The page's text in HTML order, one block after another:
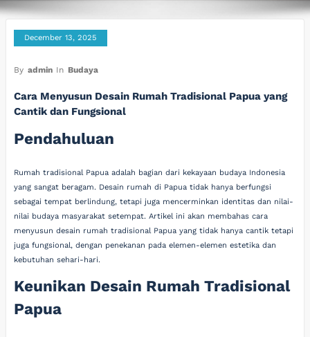
December 13, 2025
By admin In Budaya
Cara Menyusun Desain Rumah Tradisional Papua yang
Cantik dan Fungsional
Pendahuluan
Rumah tradisional Papua adalah bagian dari kekayaan budaya Indonesia
yang sangat beragam. Desain rumah di Papua tidak hanya berfungsi
sebagai tempat berlindung, tetapi juga mencerminkan identitas dan nilai-
nilai budaya masyarakat setempat. Artikel ini akan membahas cara
menyusun desain rumah tradisional Papua yang tidak hanya cantik tetapi
juga fungsional, dengan penekanan pada elemen-elemen estetika dan
kebutuhan sehari-hari.
Keunikan Desain Rumah Tradisional
Papua